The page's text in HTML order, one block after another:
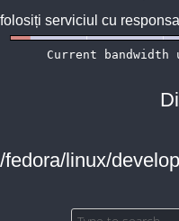
folosiți serviciul cu
/fedora/linux/